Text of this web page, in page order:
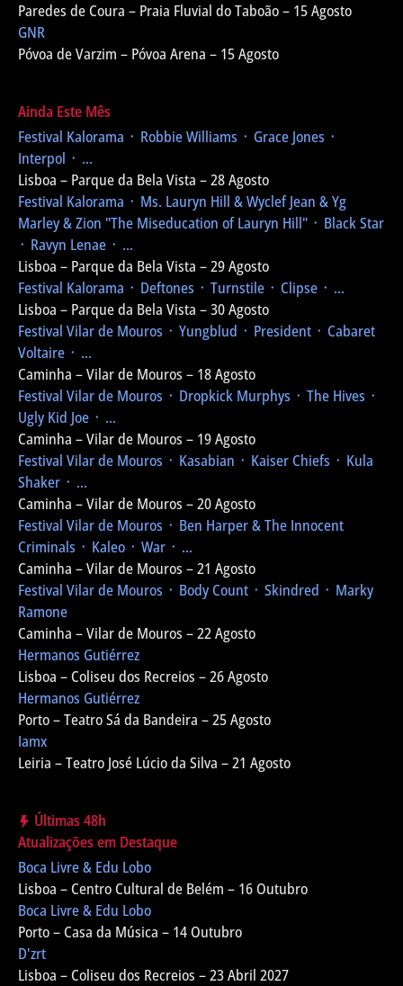
Paredes de Coura – Praia Fluvial do Taboão – 15 Agosto
GNR
Póvoa de Varzim – Póvoa Arena – 15 Agosto
Ainda Este Mês
Festival Kalorama ᛫ Robbie Williams ᛫ Grace Jones ᛫
Interpol ᛫ ...
Lisboa – Parque da Bela Vista – 28 Agosto
Festival Kalorama ᛫ Ms. Lauryn Hill & Wyclef Jean & Yg
Marley & Zion "The Miseducation of Lauryn Hill" ᛫ Black Star
᛫ Ravyn Lenae ᛫ ...
Lisboa – Parque da Bela Vista – 29 Agosto
Festival Kalorama ᛫ Deftones ᛫ Turnstile ᛫ Clipse ᛫ ...
Lisboa – Parque da Bela Vista – 30 Agosto
Festival Vilar de Mouros ᛫ Yungblud ᛫ President ᛫ Cabaret
Voltaire ᛫ ...
Caminha – Vilar de Mouros – 18 Agosto
Festival Vilar de Mouros ᛫ Dropkick Murphys ᛫ The Hives ᛫
Ugly Kid Joe ᛫ ...
Caminha – Vilar de Mouros – 19 Agosto
Festival Vilar de Mouros ᛫ Kasabian ᛫ Kaiser Chiefs ᛫ Kula
Shaker ᛫ ...
Caminha – Vilar de Mouros – 20 Agosto
Festival Vilar de Mouros ᛫ Ben Harper & The Innocent
Criminals ᛫ Kaleo ᛫ War ᛫ ...
Caminha – Vilar de Mouros – 21 Agosto
Festival Vilar de Mouros ᛫ Body Count ᛫ Skindred ᛫ Marky
Ramone
Caminha – Vilar de Mouros – 22 Agosto
Hermanos Gutiérrez
Lisboa – Coliseu dos Recreios – 26 Agosto
Hermanos Gutiérrez
Porto – Teatro Sá da Bandeira – 25 Agosto
Iamx
Leiria – Teatro José Lúcio da Silva – 21 Agosto
Últimas 48h
Atualizações em Destaque
Boca Livre & Edu Lobo
Lisboa – Centro Cultural de Belém – 16 Outubro
Boca Livre & Edu Lobo
Porto – Casa da Música – 14 Outubro
D'zrt
Lisboa – Coliseu dos Recreios – 23 Abril 2027